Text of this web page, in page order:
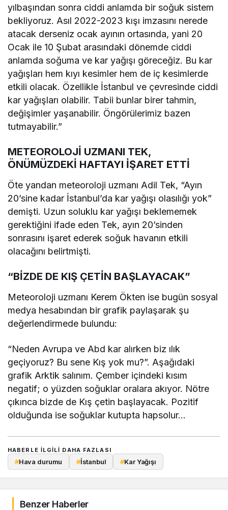
yılbaşından sonra ciddi anlamda bir soğuk sistem
bekliyoruz. Asıl 2022-2023 kışı imzasını nerede
atacak derseniz ocak ayının ortasında, yani 20
Ocak ile 10 Şubat arasındaki dönemde ciddi
anlamda soğuma ve kar yağışı göreceğiz. Bu kar
yağışları hem kıyı kesimler hem de iç kesimlerde
etkili olacak. Özellikle İstanbul ve çevresinde ciddi
kar yağışları olabilir. Tabii bunlar birer tahmin,
değişimler yaşanabilir. Öngörülerimiz bazen
tutmayabilir.”
METEOROLOJİ UZMANI TEK,
ÖNÜMÜZDEKİ HAFTAYI İŞARET ETTİ
Öte yandan meteoroloji uzmanı Adil Tek, “Ayın
20’sine kadar İstanbul’da kar yağışı olasılığı yok”
demişti. Uzun soluklu kar yağışı beklememek
gerektiğini ifade eden Tek, ayın 20’sinden
sonrasını işaret ederek soğuk havanın etkili
olacağını belirtmişti.
“BİZDE DE KIŞ ÇETİN BAŞLAYACAK”
Meteoroloji uzmanı Kerem Ökten ise bugün sosyal
medya hesabından bir grafik paylaşarak şu
değerlendirmede bulundu:
“Neden Avrupa ve Abd kar alırken biz ılık
geçiyoruz? Bu sene Kış yok mu?”. Aşağıdaki
grafik Arktik salınım. Çember içindeki kısım
negatif; o yüzden soğuklar oralara akıyor. Nötre
çıkınca bizde de Kış çetin başlayacak. Pozitif
olduğunda ise soğuklar kutupta hapsolur…
HABERLE ILGILI DAHA FAZLASI
#Hava durumu #İstanbul #Kar Yağışı
Benzer Haberler